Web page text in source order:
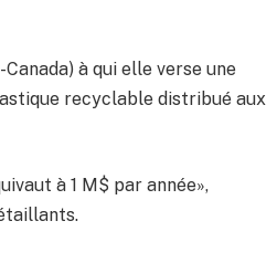
à qui elle verse une
recyclable distribué aux
à 1 M$ par année»,